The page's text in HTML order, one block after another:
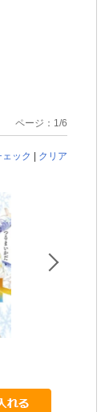
ページ：1/6
ック | クリア